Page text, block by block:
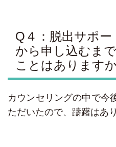
Q４：脱出サポ
から申し込むま
ことはあります
カウンセリングの中で今
ただいたので、躊躇はあ